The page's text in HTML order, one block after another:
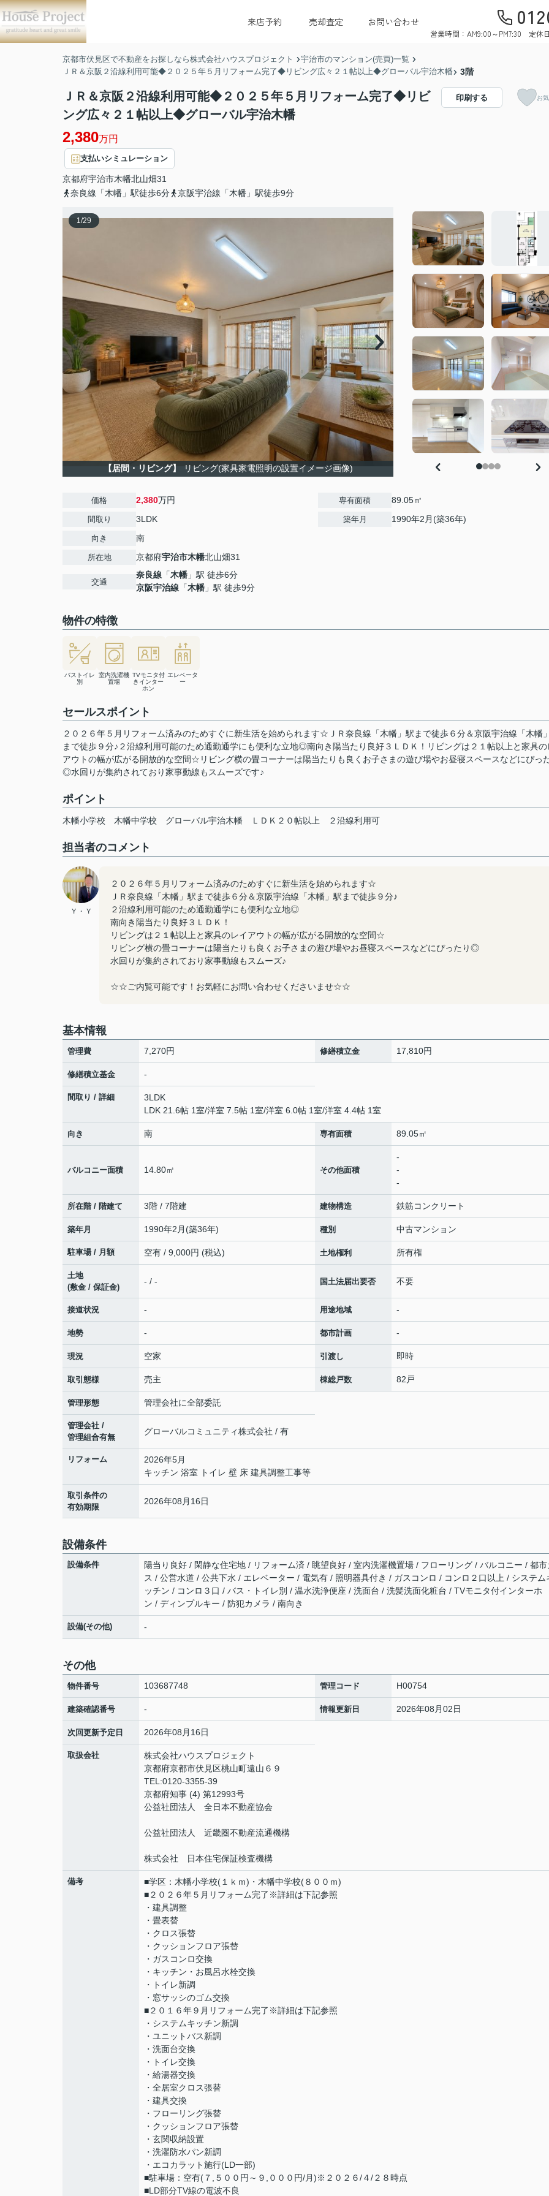
来店予約 売却査定 お問い合わせ
営業時間：AM9:00～PM7:30 定休
京都市伏見区で不動産をお探しなら株式会社ハウスプロジェクト
宇治市のマンション(売買)一覧
ＪＲ＆京阪２沿線利用可能◆２０２５年５月リフォーム完了◆リビング広々２１帖以上◆グローバル宇治木幡
3階
ＪＲ＆京阪２沿線利用可能◆２０２５年５月リフォーム完了◆リビ
ング広々２１帖以上◆グローバル宇治木幡
2,380万円
支払いシミュレーション
京都府宇治市木幡北山畑31
奈良線「木幡」駅徒歩6分
京阪宇治線「木幡」駅徒歩9分
印刷する お
1/29
【居間・リビング】 リビング(家具家電照明の設置イメージ画像)
価格 2,380万円
間取り 3LDK
向き 南
所在地 京都府宇治市木幡北山畑31
交通
奈良線 「木幡 」駅 徒歩6分
京阪宇治線 「木幡 」駅 徒歩9分
専有面積 89.05㎡
築年月 1990年2月(築36年)
物件の特徴
バストイレ
別
室内洗濯機
置場
TVモニタ付
きインター
ホン
エレベータ
ー
セールスポイント
２０２６年５月リフォーム済みのためすぐに新生活を始められます☆ＪＲ奈良線「木幡」駅まで徒歩６分＆京阪宇治線「木幡
まで徒歩９分♪２沿線利用可能のため通勤通学にも便利な立地◎南向き陽当たり良好３ＬＤＫ！リビングは２１帖以上と家具の
アウトの幅が広がる開放的な空間☆リビング横の畳コーナーは陽当たりも良くお子さまの遊び場やお昼寝スペースなどにぴっ
◎水回りが集約されており家事動線もスムーズです♪
ポイント
木幡小学校 木幡中学校 グローバル宇治木幡 ＬＤＫ２０帖以上 ２沿線利用可
担当者のコメント
Y ・ Y
２０２６年５月リフォーム済みのためすぐに新生活を始められます☆
ＪＲ奈良線「木幡」駅まで徒歩６分＆京阪宇治線「木幡」駅まで徒歩９分♪
２沿線利用可能のため通勤通学にも便利な立地◎
南向き陽当たり良好３ＬＤＫ！
リビングは２１帖以上と家具のレイアウトの幅が広がる開放的な空間☆
リビング横の畳コーナーは陽当たりも良くお子さまの遊び場やお昼寝スペースなどにぴったり◎
水回りが集約されており家事動線もスムーズ♪
☆☆ご内覧可能です！お気軽にお問い合わせくださいませ☆☆
基本情報
管理費 7,270円 修繕積立金 17,810円
修繕積立基金 -
間取り / 詳細
3LDK
LDK 21.6帖 1室/洋室 7.5帖 1室/洋室 6.0帖 1室/洋室 4.4帖 1室
向き 南 専有面積 89.05㎡
バルコニー面積 14.80㎡ その他面積
-
-
-
所在階 / 階建て 3階 / 7階建 建物構造 鉄筋コンクリート
築年月 1990年2月(築36年) 種別 中古マンション
駐車場 / 月額 空有 / 9,000円 (税込) 土地権利 所有権
土地
(敷金 / 保証金)
- / - 国土法届出要否 不要
接道状況 - 用途地域 -
地勢 - 都市計画 -
現況 空家 引渡し 即時
取引態様 売主 棟総戸数 82戸
管理形態 管理会社に全部委託
管理会社 /
管理組合有無
グローバルコミュニティ株式会社 / 有
リフォーム
2026年5月
キッチン 浴室 トイレ 壁 床 建具調整工事等
取引条件の
有効期限
2026年08月16日
設備条件
設備条件
陽当り良好 / 閑静な住宅地 / リフォーム済 / 眺望良好 / 室内洗濯機置場 / フローリング / バルコニー / 都市
ス / 公営水道 / 公共下水 / エレベーター / 電気有 / 照明器具付き / ガスコンロ / コンロ２口以上 / システム
ッチン / コンロ３口 / バス・トイレ別 / 温水洗浄便座 / 洗面台 / 洗髪洗面化粧台 / TVモニタ付インターホ
ン / ディンプルキー / 防犯カメラ / 南向き
設備(その他) -
その他
物件番号 103687748 管理コード H00754
建築確認番号 - 情報更新日 2026年08月02日
次回更新予定日 2026年08月16日
取扱会社
株式会社ハウスプロジェクト
京都府京都市伏見区桃山町遠山６９
TEL:0120-3355-39
京都府知事 (4) 第12993号
公益社団法人 全日本不動産協会
公益社団法人 近畿圏不動産流通機構
株式会社 日本住宅保証検査機構
備考
■学区：木幡小学校(１ｋｍ)・木幡中学校(８００ｍ)
■２０２６年５月リフォーム完了※詳細は下記参照
・建具調整
・畳表替
・クロス張替
・クッションフロア張替
・ガスコンロ交換
・キッチン・お風呂水栓交換
・トイレ新調
・窓サッシのゴム交換
■２０１６年９月リフォーム完了※詳細は下記参照
・システムキッチン新調
・ユニットバス新調
・洗面台交換
・トイレ交換
・給湯器交換
・全居室クロス張替
・建具交換
・フローリング張替
・クッションフロア張替
・玄関収納設置
・洗濯防水パン新調
・エコカラット施行(LD一部)
■駐車場：空有(７,５００円～９,０００円/月)※２０２６/４/２８時点
■LD部分TV線の電波不良